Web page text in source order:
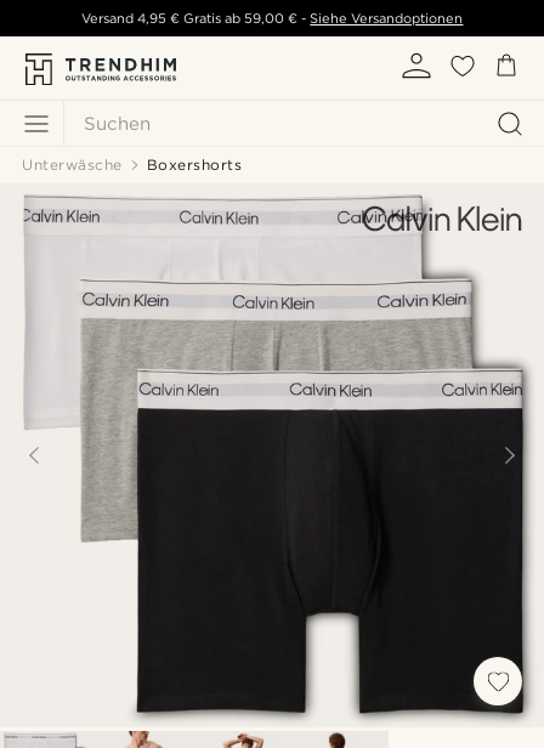
Suchen
Versand 4,95 € Gratis ab 59,00 € - Siehe Versandoptionen
Unterwäsche Boxershorts